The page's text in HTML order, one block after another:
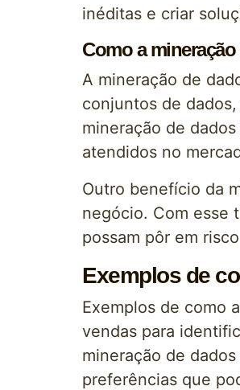
inéditas e criar
Como a
A mineração de
conjuntos de
mineração de
atendidos no
Outro benefício da
negócio. Com esse
possam pôr em
Exemplos de
Exemplos de como
vendas para
mineração de
preferências que